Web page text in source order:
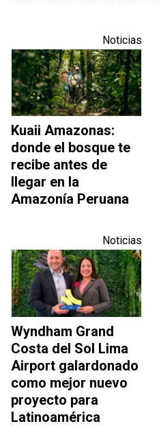
Noticias
Kuaii Amazonas:
donde el bosque te
recibe antes de
llegar en la
Amazonía Peruana
Noticias
Wyndham Grand
Costa del Sol Lima
Airport galardonado
como mejor nuevo
proyecto para
Latinoamérica